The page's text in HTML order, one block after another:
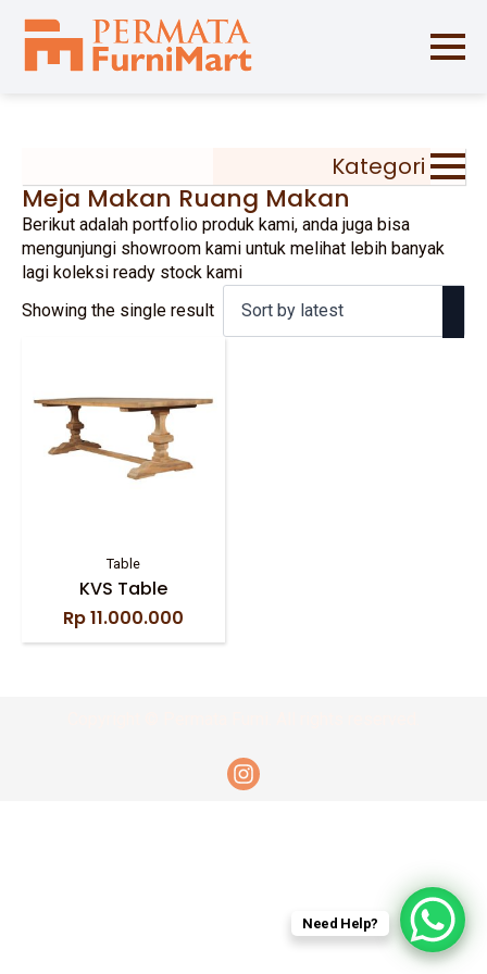
Kategori
Meja Makan Ruang Makan
Berikut adalah portfolio produk kami, anda juga bisa
mengunjungi showroom kami untuk melihat lebih banyak
lagi koleksi ready stock kami
Showing the single result
Table
KVS Table
Rp11.000.000
Need Help?